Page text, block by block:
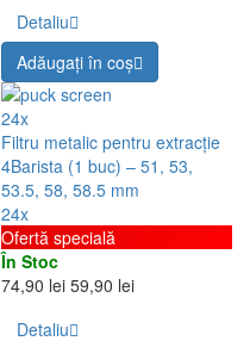
Detaliu
Adăugați în coş
24x
Filtru metalic pentru extracție
4Barista (1 buc) – 51, 53,
53.5, 58, 58.5 mm
24x
Ofertă specială
În Stoc
74,90 lei 59,90 lei
Detaliu